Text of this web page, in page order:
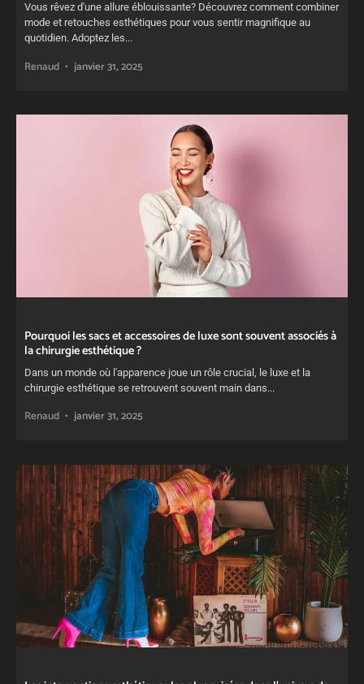
Vous rêvez d'une allure éblouissante? Découvrez comment combiner
mode et retouches esthétiques pour vous sentir magnifique au
quotidien. Adoptez les...
Renaud janvier 31, 2025
Pourquoi les sacs et accessoires de luxe sont souvent associés à
la chirurgie esthétique ?
Dans un monde où l'apparence joue un rôle crucial, le luxe et la
chirurgie esthétique se retrouvent souvent main dans...
Renaud janvier 31, 2025